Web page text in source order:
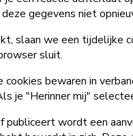
gegevens niet
slaan we een
sluit.
bewaren in
je "Herinner mij"
publiceert wordt een